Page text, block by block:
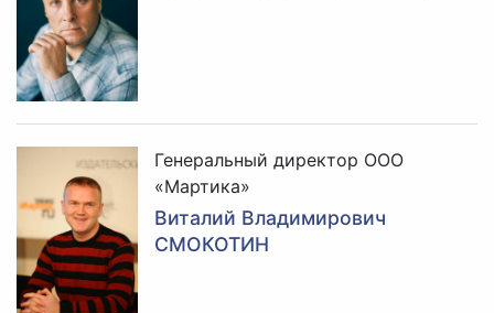
Генеральный директор ООО
«Мартика»
Виталий Владимирович
СМОКОТИН